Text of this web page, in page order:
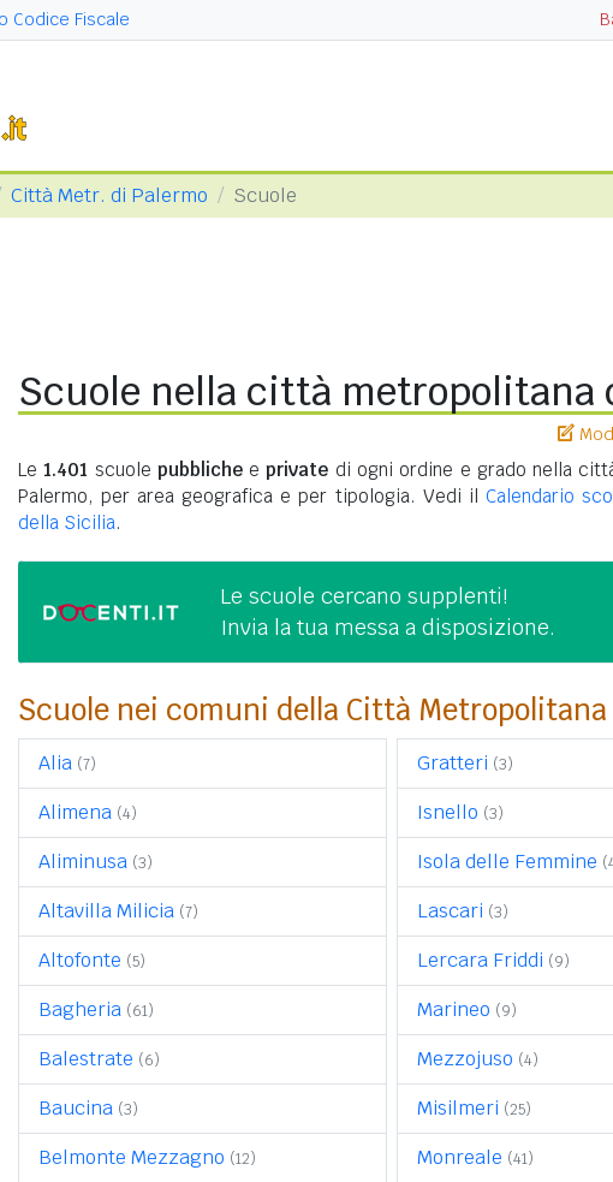
Codice Fiscale
Città Metr. di Palermo Scuole
Scuole nella città metropolitana
Le1.401 scuole pubblicheeprivate di ogni ordine e grado nella
Palermo, per area geografica e per tipologia. Vedi il Calendario
della Sicilia.
Le scuole cercano supplenti!
Invia la tua messa a disposizione.
Scuole nei comuni della Città
Alia (7)
Alimena (4)
Aliminusa (3)
Altavilla Milicia (7)
Altofonte (5)
Bagheria (61)
Balestrate (6)
Baucina (3)
Belmonte Mezzagno (12)
Gratteri (3)
Isnello (3)
Isola delle Femmine
Lascari (3)
Lercara Friddi (9)
Marineo (9)
Mezzojuso (4)
Misilmeri (25)
Monreale (41)